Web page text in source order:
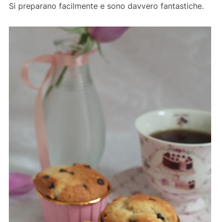
Si preparano facilmente e sono davvero fantastiche.